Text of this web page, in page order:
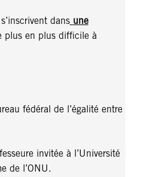
dans une
plus en plus difficile à
fédéral de l’égalité entre
invitée à l’Université
de l’ONU.